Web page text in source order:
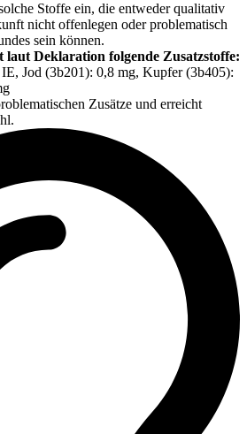
Stoffe ein, die entweder qualitativ
nicht offenlegen oder problematisch
sein können.
Deklaration folgende Zusatzstoffe:
Jod (3b201): 0,8 mg, Kupfer (3b405):
Zusätze und erreicht